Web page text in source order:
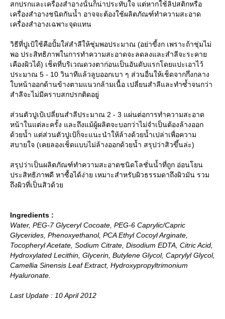
สกปรกและเครื่องสำอางนั้นก็น่าประทับใจ แต่หากใช้ลิปสติกหรือ
เครื่องสำอางชนิดกันน้ำ อาจจะต้องใช้ผลิตภัณฑ์ทำความสะอาด
เครื่องสำอางเฉพาะจุดแทน
วิธีที่ปูเป้ใช้คือปั้มใส่สำลีให้ชุ่มพอประมาณ (อย่าขี้งก เพราะถ้าชุ่มไม่
พอ ประสิทธิภาพในการทำความสะอาดจะลดลงและสำลีจะระคา
เคืองผิวได้) เช็ดที่บริเวณดวงตาก่อนเป็นอันดับแรกโดยแปะเอาไว้
ประมาณ 5 - 10 วินาทีแล้วลูบออกเบา ๆ ส่วนอื่นให้เช็ดจากกึ่งกลาง
บหน้าออกด้านข้างตามแนวกล้ามเนื้อ เปลี่ยนสำลีและทำซ้ำจนกว่า
สำลีจะไม่มีคราบสกปรกติดอยู่
ส่วนตัวปูเป้เปลี่ยนสำลีประมาณ 2 - 3 แผ่นต่อการทำความสะอาด
หน้าในแต่ละครั้ง และถึงแม้ผู้ผลิตจะบอกว่าไม่จำเป็นต้องล้างออก
ด้วยน้ำ แต่ส่วนตัวปูเป้ก็จะแนะนำให้ล้างด้วยน้ำเปล่าเพื่อความ
สบายใจ (เคยลองเช็ดแบบไม่ล้างออกด้วยน้ำ สรุปว่าสิวขึ้นล่ะ)
สรุปว่าเป็นผลิตภัณฑ์ทำความสะอาดชนิดโลชั่นน้ำที่ถูก อ่อนโยน
ประสิทธิภาพดี หาซื้อได้ง่าย เหมาะสำหรับผิวธรรมดาถึงผิวมัน รวม
ถึงผิวที่เป็นสิวด้ว
Ingredients :
Water, PEG-7 Glyceryl Cocoate, PEG-6 Caprylic/Capric
Glycerides, Phenoxyethanol, PCA Ethyl Cocoyl Arginate,
Tocopheryl Acetate, Sodium Citrate, Disodium EDTA, Citric Acid,
Hydroxylated Lecithin, Glycerin, Butylene Glycol, Caprylyl Glycol,
Camellia Sinensis Leaf Extract, Hydroxypropyltrimonium
Hyaluronate.
Last Update : 10 April 2012